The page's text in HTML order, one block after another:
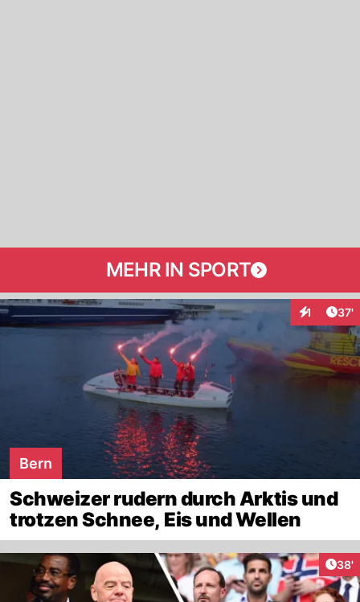
MEHR IN SPORT
1 37'
Bern
Schweizer rudern durch Arktis und
trotzen Schnee, Eis und Wellen
38'